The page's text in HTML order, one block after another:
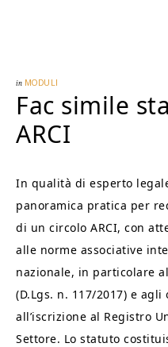
in MODULI
Fac simile
ARCI​
In qualità di esperto
panoramica pratica per
di un circolo ARCI, con
alle norme associative
nazionale, in particolare
(D.Lgs. n. 117/2017) e
all’iscrizione al Registro
Settore. Lo statuto